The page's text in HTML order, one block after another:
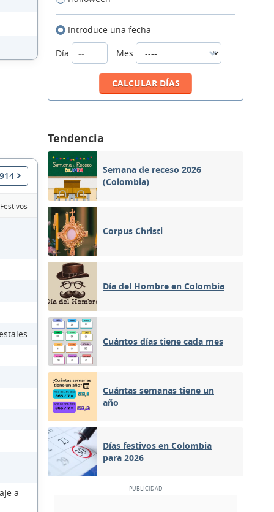
a
Introduce una fecha
Día
Mes
Tendencia
Semana de receso 2026
(Colombia)
Corpus Christi
Día del Hombre en Colombia
Cuántos días tiene cada mes
Cuántas semanas tiene un
año
Días festivos en Colombia
para 2026